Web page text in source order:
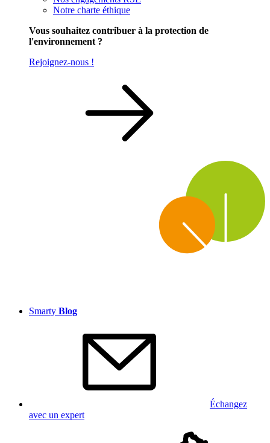
Notre charte éthique
Vous souhaitez contribuer à la protection de
l'environnement ?
Rejoignez-nous !
Smarty Blog
Échangez
avec un expert